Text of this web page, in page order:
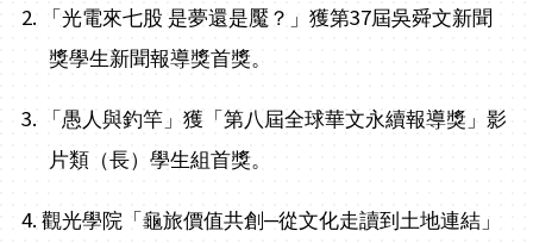
2. 「光電來七股 是夢還是魘？」獲第37屆吳舜文新聞
獎學生新聞報導獎首獎。
3.
「愚人與釣竿」獲「第八屆全球華文永續報導獎」影
片類（長）學生組首獎。
4. 觀光學院「龜旅價值共創─從文化走讀到土地連結」